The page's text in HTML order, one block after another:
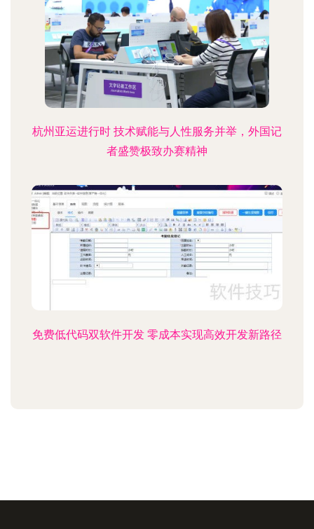
杭州亚运进行时 技术赋能与人性服务并举，外国记
者盛赞极致办赛精神
免费低代码双软件开发 零成本实现高效开发新路径